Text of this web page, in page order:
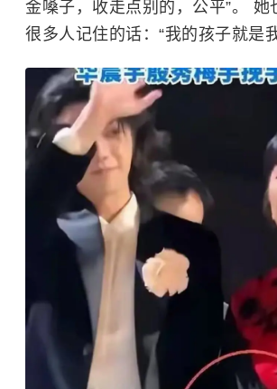
金嗓子，收走点别的，公平”。 她
很多人记住的话：“我的孩子就是